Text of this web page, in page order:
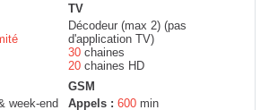
TV
Décodeur (max 2) (pas
d'application TV)
30 chaines
20 chaines HD
week-end
GSM
Appels : 600 min